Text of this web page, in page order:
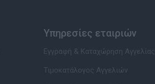
Υπηρεσίες εταιριών
Εγγραφή & Καταχώρηση Αγγελίας
Τιμοκατάλογος Αγγελιών